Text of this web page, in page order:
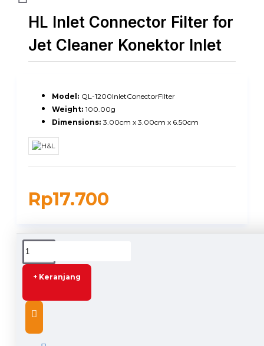
HL Inlet Connector Filter for
Jet Cleaner Konektor Inlet
Rp17.700
Model: QL-1200InletConectorFilter
Weight: 100.00g
Dimensions: 3.00cm x 3.00cm x 6.50cm
+ Keranjang
DESCRIPTION
HL Inlet Connector Filter for Jet Cleaner Konektor
Inlet
- Konektor yang bisa digunakan untuk menyambungkan